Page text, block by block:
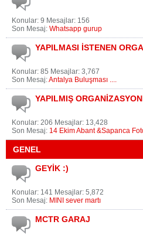
Konular: 9 Mesajlar: 156
Son Mesaj: Whatsapp gurup
YAPILMASI İSTENEN
Konular: 85 Mesajlar: 3,767
Son Mesaj:Antalya Buluşması ....
YAPILMIŞ
Konular: 206 Mesajlar: 13,428
Son Mesaj: 14 Ekim Abant &Sapanca
GENEL
GEYİK :)
Konular: 141 Mesajlar: 5,872
Son Mesaj: MINI sever martı
MCTR GARAJ